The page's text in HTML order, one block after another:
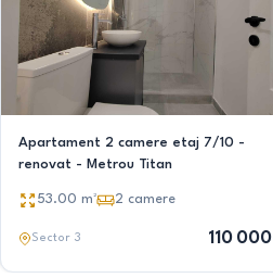
Apartament 2 camere etaj 7/10 -
renovat - Metrou Titan
53.00 m² 2 camere
Sector 3 110 000